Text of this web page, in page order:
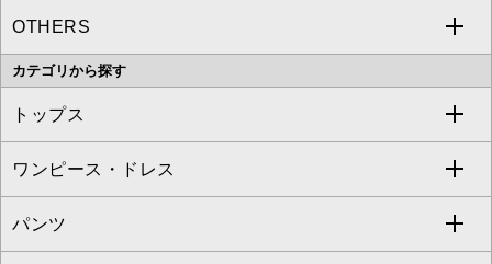
MK MICHEL KLEIN
OFUON le MK
MICHEL KLEIN HOMME
MK MICHEL KLEIN HOMME
a.v.v
OTHERS
MK MICHEL KLEIN BAG
カテゴリから探す
トップス
すべてのトップス
カットソー・Tシャツ
ワンピース・ドレス
すべてのワンピース・ドレス
パンツ